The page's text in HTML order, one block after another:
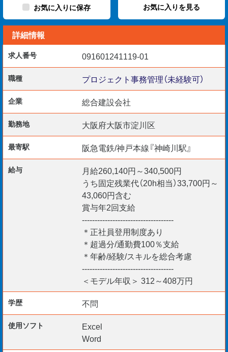
重い物を持ったり、運んだりする仕事ではありません。
プロジェクトの進行管理や安全サポート、書類や図面を作
るデスクワークが中心のお仕事です
【プロジェクト例 】
・タワーマンション建設工事（大阪市北区）
・オフィスビル建設工事（大阪市淀川区）
・駅前再開発プロジェクト（大阪市東淀川区）
・店舗リニューアル計画（大阪市中央区）
・工場建設プロジェクト（大阪市此花区）
メディアで話題の飲食店や憧れのタワーマンション、教科
書で見た歴史的建造物や、防災減災などの国家や自治体に
よるトッププロジェクトのような社会貢献性の高いヤリガ
イのあるお仕事ばかりです。
入社後は映像学習・座学講義・社会人スキルなどの研修プ
ログラムがあります！しっかり知識を学び、自信を付けて
各プロジェクトに着任いただきます
初回のミッションは大阪市内の「学校校舎新築工事」を予
お気に入りに保存 お気に入りを見る
詳細情報
求人番号 091601241119-01
職種 プロジェクト事務管理（未経験可）
企業 総合建設会社
勤務地 大阪府大阪市淀川区
最寄駅 阪急電鉄/神戸本線『神崎川駅』
給与
月給260,140円～340,500円
うち固定残業代（20h相当）33,700円～
43,060円含む
賞与年2回支給
------------------------------------
＊正社員登用制度あり
＊超過分/通勤費100％支給
＊年齢/経験/スキルを総合考慮
------------------------------------
＜モデル年収＞ 312～408万円
学歴 不問
使用ソフト
Excel
Word